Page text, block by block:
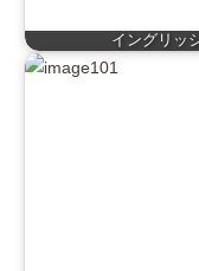
イングリッ